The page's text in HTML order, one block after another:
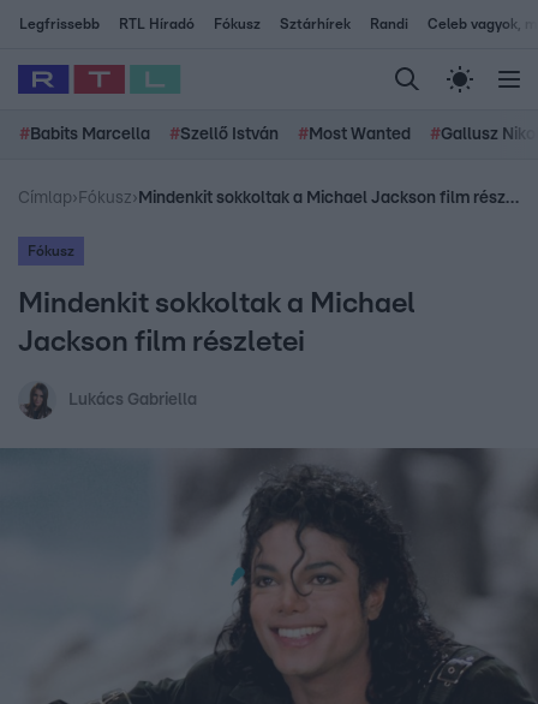
Legfrissebb RTL Híradó Fókusz Sztárhírek Randi Celeb vagyok,
# Babits Marcella #Szellő István # Most Wanted #Gallusz
Címlap› Fókusz› Mindenkit sokkoltak a Michael Jackson film részletei
Fókusz
Mindenkit sokkoltak a Michael
Jackson film részletei
Lukács Gabriella